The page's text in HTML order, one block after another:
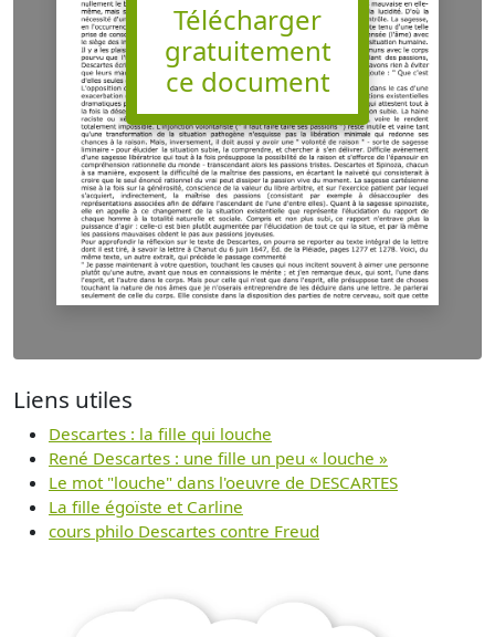
Télécharger
gratuitement
ce document
Liens utiles
Descartes : la fille qui louche
René Descartes : une fille un peu « louche »
Le mot "louche" dans l'oeuvre de DESCARTES
La fille égoïste et Carline
cours philo Descartes contre Freud